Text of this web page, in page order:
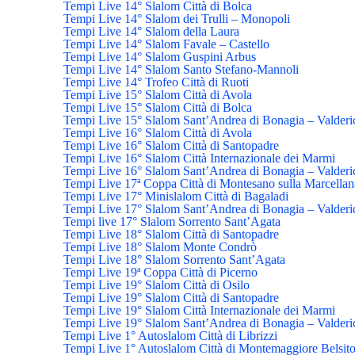
Tempi Live 14° Slalom Città di Bolca
Tempi Live 14° Slalom dei Trulli – Monopoli
Tempi Live 14° Slalom della Laura
Tempi Live 14° Slalom Favale – Castello
Tempi Live 14° Slalom Guspini Arbus
Tempi Live 14° Slalom Santo Stefano-Mannoli
Tempi Live 14° Trofeo Città di Ruoti
Tempi Live 15° Slalom Città di Avola
Tempi Live 15° Slalom Città di Bolca
Tempi Live 15° Slalom Sant’Andrea di Bonagia –
Tempi Live 16° Slalom Città di Avola
Tempi Live 16° Slalom Città di Santopadre
Tempi Live 16° Slalom Città Internazionale dei Marmi
Tempi Live 16° Slalom Sant’Andrea di Bonagia –
Tempi Live 17ª Coppa Città di Montesano sulla
Tempi Live 17° Minislalom Città di Bagaladi
Tempi Live 17° Slalom Sant’Andrea di Bonagia –
Tempi live 17° Slalom Sorrento Sant’Agata
Tempi Live 18° Slalom Città di Santopadre
Tempi Live 18° Slalom Monte Condrò
Tempi Live 18° Slalom Sorrento Sant’Agata
Tempi Live 19ª Coppa Città di Picerno
Tempi Live 19° Slalom Città di Osilo
Tempi Live 19° Slalom Città di Santopadre
Tempi Live 19° Slalom Città Internazionale dei Marmi
Tempi Live 19° Slalom Sant’Andrea di Bonagia –
Tempi Live 1° Autoslalom Città di Librizzi
Tempi Live 1° Autoslalom Città di Montemaggiore Belsito